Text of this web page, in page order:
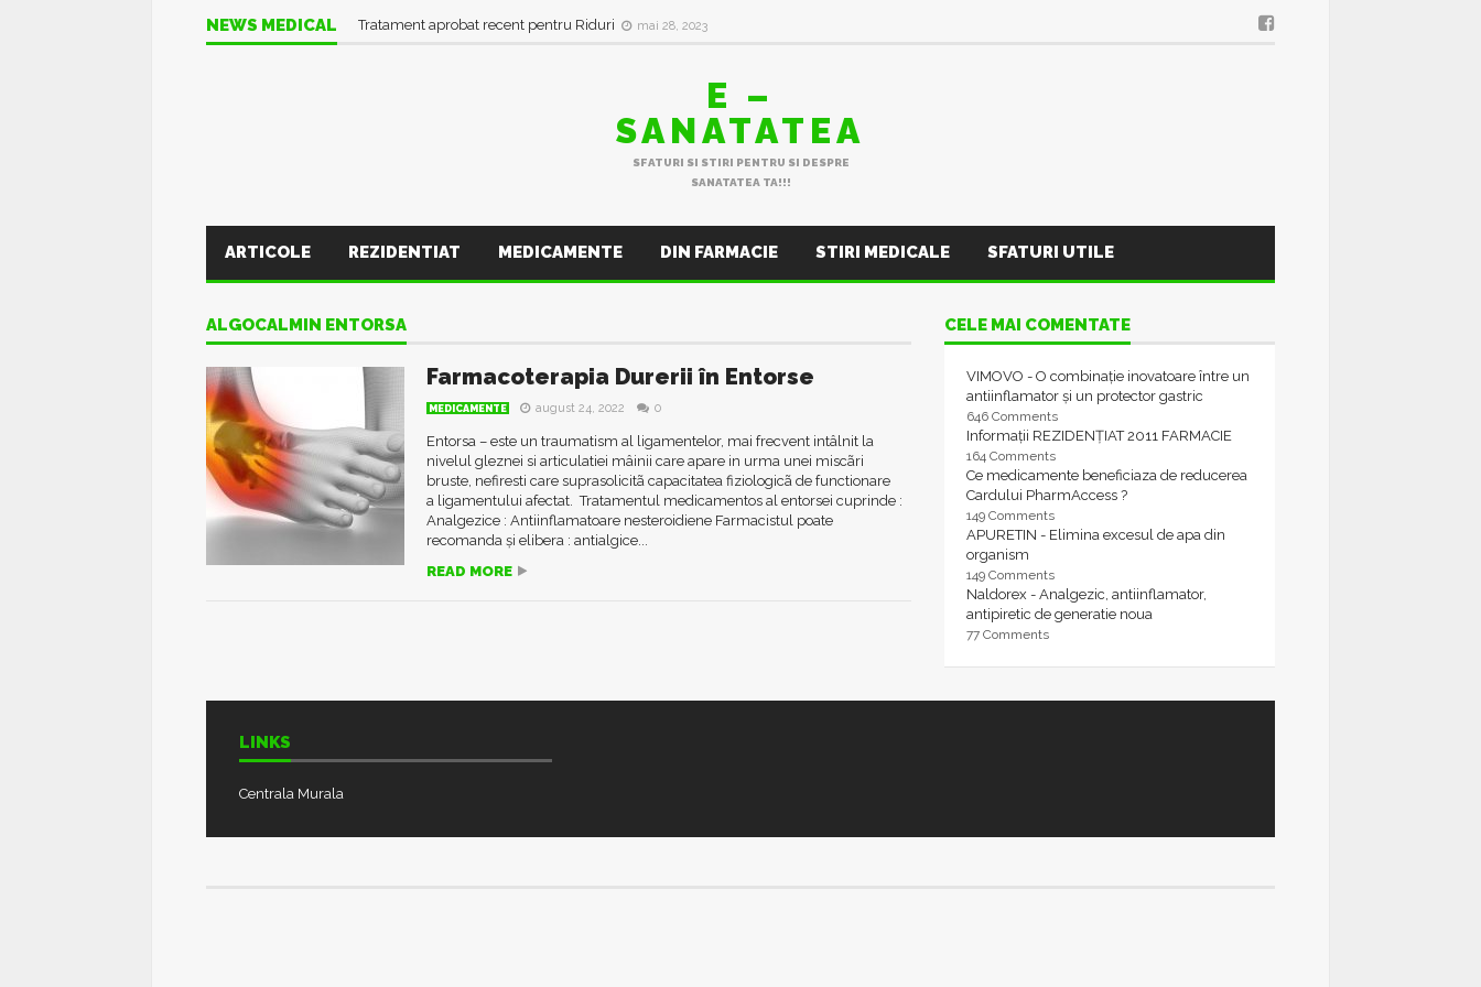
NEWS MEDICAL Tratament aprobat recent pentru Riduri mai 28, 2023
E –
SANATATEA
SFATURI SI STIRI PENTRU SI DESPRE
SANATATEA TA!!!
ARTICOLE REZIDENTIAT MEDICAMENTE DIN FARMACIE STIRI MEDICALE SFATURI UTILE
ALGOCALMIN ENTORSA
Farmacoterapia Durerii în Entorse
MEDICAMENTE august 24, 2022 0
Entorsa – este un traumatism al ligamentelor, mai frecvent intâlnit la
nivelul gleznei si articulatiei mâinii care apare in urma unei miscãri
bruste, nefiresti care suprasolicitã capacitatea fiziologicã de functionare
a ligamentului afectat. Tratamentul medicamentos al entorsei cuprinde :
Analgezice : Antiinflamatoare nesteroidiene Farmacistul poate
recomanda și elibera : antialgice...
READ MORE
CELE MAI COMENTATE
VIMOVO - O combinație inovatoare între un
antiinflamator și un protector gastric
646 Comments
Informații REZIDENȚIAT 2011 FARMACIE
164 Comments
Ce medicamente beneficiaza de reducerea
Cardului PharmAccess ?
149 Comments
APURETIN - Elimina excesul de apa din
organism
149 Comments
Naldorex - Analgezic, antiinflamator,
antipiretic de generatie noua
77 Comments
LINKS
Centrala Murala